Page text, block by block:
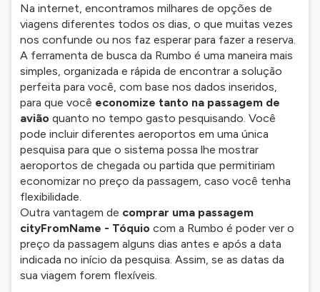
Na internet, encontramos milhares de opções de
viagens diferentes todos os dias, o que muitas vezes
nos confunde ou nos faz esperar para fazer a reserva.
A ferramenta de busca da Rumbo é uma maneira mais
simples, organizada e rápida de encontrar a solução
perfeita para você, com base nos dados inseridos,
para que você economize tanto na passagem de
avião quanto no tempo gasto pesquisando. Você
pode incluir diferentes aeroportos em uma única
pesquisa para que o sistema possa lhe mostrar
aeroportos de chegada ou partida que permitiriam
economizar no preço da passagem, caso você tenha
flexibilidade.
Outra vantagem de comprar uma passagem
cityFromName - Tóquio com a Rumbo é poder ver o
preço da passagem alguns dias antes e após a data
indicada no início da pesquisa. Assim, se as datas da
sua viagem forem flexíveis.